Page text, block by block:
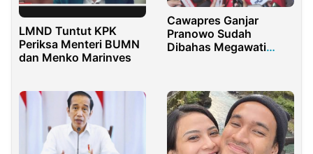
LMND Tuntut KPK
Periksa Menteri BUMN
dan Menko Marinves
Cawapres Ganjar
Pranowo Sudah
Dibahas Megawati